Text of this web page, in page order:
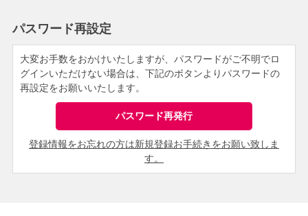
パスワード再設定
大変お手数をおかけいたしますが、パスワードがご不明でロ
グインいただけない場合は、下記のボタンよりパスワードの
再設定をお願いいたします。
登録情報をお忘れの方は新規登録お手続きをお願い致しま
す。